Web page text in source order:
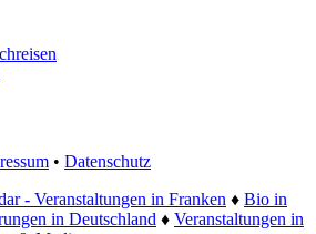
• Datenschutz
- Veranstaltungen in Franken ♦ Bio in
in Deutschland ♦ Veranstaltungen in